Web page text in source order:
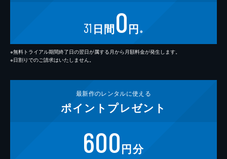
31 日間0円 ※
※無料トライアル期間終了日の翌日が属する月から月額料金が発生します。
※日割りでのご請求はいたしません。
最新作のレンタルに使える
ポイント プレゼント
600円分